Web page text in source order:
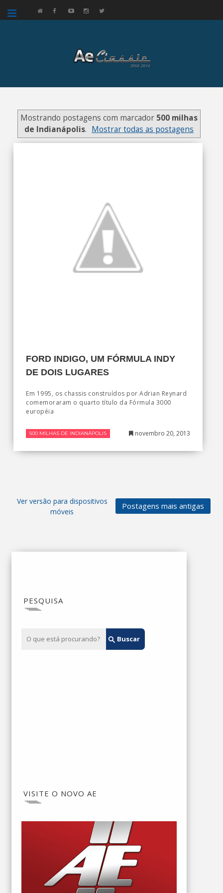
Mostrando postagens com marcador 500 milhas
de Indianápolis. Mostrar todas as postagens
FORD INDIGO, UM FÓRMULA INDY
DE DOIS LUGARES
Em 1995, os chassis construídos por Adrian Reynard
comemoraram o quarto título da Fórmula 3000
européia
500 MILHAS DE INDIANÁPOLIS novembro 20, 2013
Postagens mais antigas
Ver versão para dispositivos
móveis
PESQUISA
VISITE O NOVO AE